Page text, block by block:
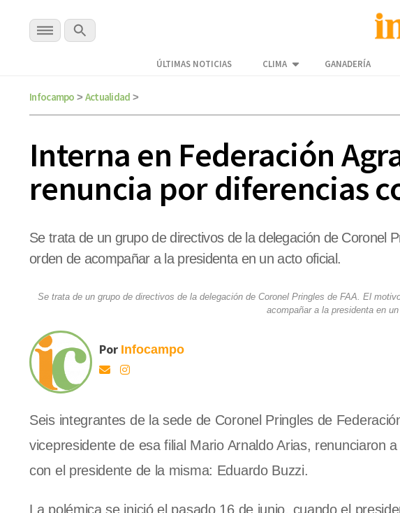
ÚLTIMAS NOTICIAS CLIMA GANADERÍA
Infocampo > Actualidad >
Interna en Federación
renuncia por diferencias
Se trata de un grupo de directivos de la delegación de Coronel
orden de acompañar a la presidenta en un acto oficial.
Se trata de un grupo de directivos de la delegación de Coronel Pringles de FAA. El
acompañar a la presidenta en
Por Infocampo
Seis integrantes de la sede de Coronel Pringles de
vicepresidente de esa filial Mario Arnaldo Arias, renunciaron
con el presidente de la misma: Eduardo Buzzi.
La polémica se inició el pasado 16 de junio, cuando el